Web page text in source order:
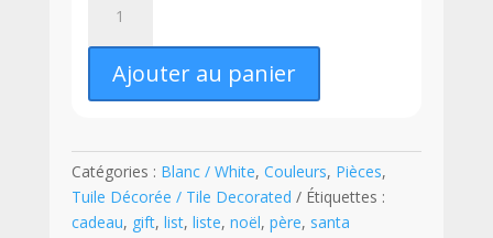
LEGO®
Tuile
Décorée
x
3
Liste
du
Ajouter au panier
Catégories : Blanc / White, Couleurs, Pièces,
Tuile Décorée / Tile Decorated
Étiquettes :
cadeau, gift, list, liste, noël, père, santa